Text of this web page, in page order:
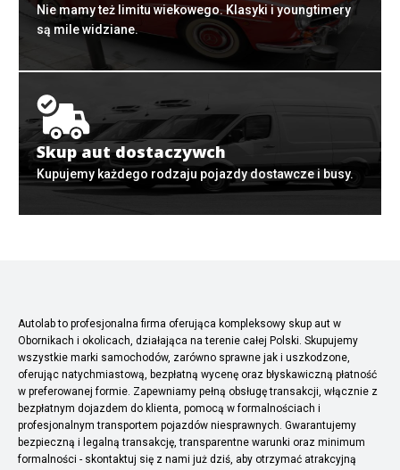
Nie mamy też limitu wiekowego. Klasyki i youngtimery
są mile widziane.
Skup aut dostaczywch
Kupujemy każdego rodzaju pojazdy dostawcze i busy.
Autolab to profesjonalna firma oferująca kompleksowy skup aut w
Obornikach i okolicach, działająca na terenie całej Polski. Skupujemy
wszystkie marki samochodów, zarówno sprawne jak i uszkodzone,
oferując natychmiastową, bezpłatną wycenę oraz błyskawiczną płatność
w preferowanej formie. Zapewniamy pełną obsługę transakcji, włącznie z
bezpłatnym dojazdem do klienta, pomocą w formalnościach i
profesjonalnym transportem pojazdów niesprawnych. Gwarantujemy
bezpieczną i legalną transakcję, transparentne warunki oraz minimum
formalności - skontaktuj się z nami już dziś, aby otrzymać atrakcyjną